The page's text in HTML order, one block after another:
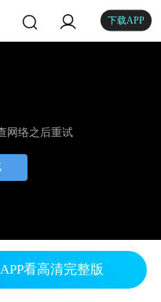
下载APP
网络之后重试
看高清完整版